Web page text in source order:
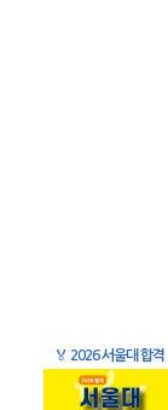
🏅 2026 서울대 합격